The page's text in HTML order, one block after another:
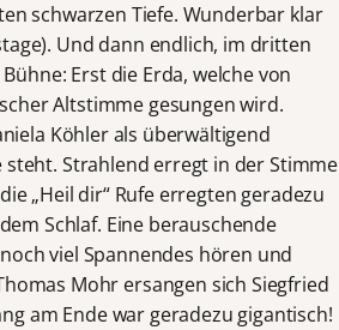
schwarzen Tiefe. Wunderbar klar
Und dann endlich, im dritten
Erst die Erda, welche von
Altstimme gesungen wird.
Köhler als überwältigend
Strahlend erregt in der Stimme
„Heil dir“ Rufe erregten geradezu
Schlaf. Eine berauschende
viel Spannendes hören und
Mohr ersangen sich Siegfried
am Ende war geradezu gigantisch!